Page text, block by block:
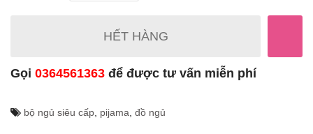
HẾT HÀNG
Gọi 0364561363 để được tư vấn miễn phí
bộ ngủ siêu cấp pijama đồ ngủ